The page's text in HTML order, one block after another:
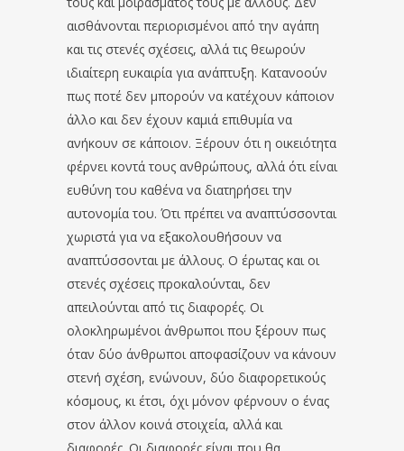
αισθάνονται περιορισμένοι από την αγάπη
και τις στενές σχέσεις, αλλά τις θεωρούν
ιδιαίτερη ευκαιρία για ανάπτυξη. Κατανοούν
πως ποτέ δεν μπορούν να κατέχουν κάποιον
άλλο και δεν έχουν καμιά επιθυμία να
ανήκουν σε κάποιον. Ξέρουν ότι η οικειότητα
φέρνει κοντά τους ανθρώπους, αλλά ότι είναι
ευθύνη του καθένα να διατηρήσει την
αυτονομία του. Ότι πρέπει να αναπτύσσονται
χωριστά για να εξακολουθήσουν να
αναπτύσσονται με άλλους. Ο έρωτας και οι
στενές σχέσεις προκαλούνται, δεν
απειλούνται από τις διαφορές. Οι
ολοκληρωμένοι άνθρωποι που ξέρουν πως
όταν δύο άνθρωποι αποφασίζουν να κάνουν
στενή σχέση, ενώνουν, δύο διαφορετικούς
κόσμους, κι έτσι, όχι μόνον φέρνουν ο ένας
στον άλλον κοινά στοιχεία, αλλά και